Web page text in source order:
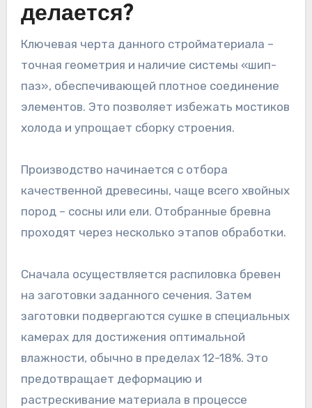
делается?
Ключевая черта данного стройматериала –
точная геометрия и наличие системы «шип-
паз», обеспечивающей плотное соединение
элементов. Это позволяет избежать мостиков
холода и упрощает сборку строения.
Производство начинается с отбора
качественной древесины, чаще всего хвойных
пород – сосны или ели. Отобранные бревна
проходят через несколько этапов обработки.
Сначала осуществляется распиловка бревен
на заготовки заданного сечения. Затем
заготовки подвергаются сушке в специальных
камерах для достижения оптимальной
влажности, обычно в пределах 12-18%. Это
предотвращает деформацию и
растрескивание материала в процессе